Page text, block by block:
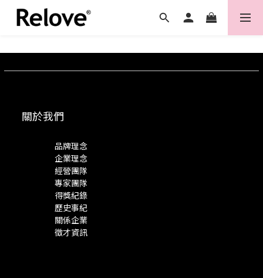
關於我們
品牌理念
企業理念
經營團隊
專家團隊
得獎紀錄
歷史事紀
關係企業
徵才資訊